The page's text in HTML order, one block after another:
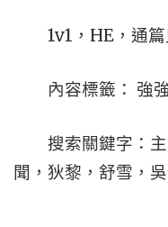
1v1，HE，通篇
內容標籤： 強強
搜索關鍵字：主
聞，狄黎，舒雪，吳